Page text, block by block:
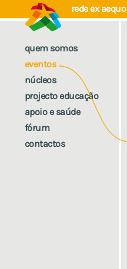
rede ex aequo
quem somos
eventos
núcleos
projecto educação
apoio e saúde
fórum
contactos